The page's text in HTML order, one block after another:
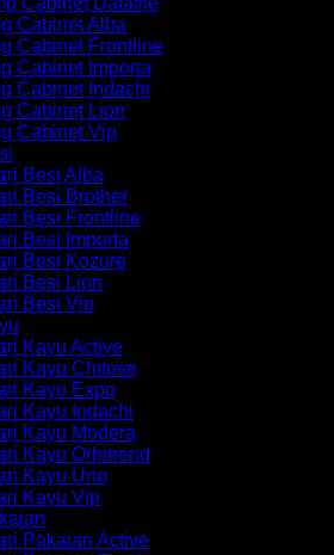
Cabinet Alba
Cabinet Frontline
Cabinet Importa
Cabinet Indachi
Cabinet Lion
Cabinet Vip
Besi Alba
Besi Brother
Besi Frontline
Besi Importa
Besi Kozure
Besi Lion
Besi Vip
Kayu Active
Kayu Chitose
Kayu Expo
Kayu Indachi
Kayu Modera
Kayu Orbitrend
Kayu Uno
Kayu Vip
Pakaian Active